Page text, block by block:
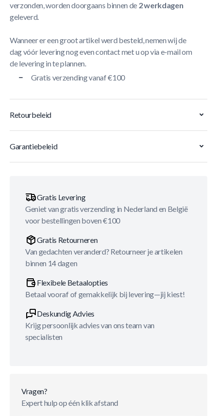
verzonden, worden doorgaans binnen de 2 werkdagen
geleverd.
Wanneer er een groot artikel werd besteld, nemen wij de
dag vóór levering nog even contact met u op via e-mail om
de levering in te plannen.
Gratis verzending vanaf €100
Retourbeleid
Garantiebeleid
Gratis Levering
Geniet van gratis verzending in Nederland en België
voor bestellingen boven €100
Gratis Retourneren
Van gedachten veranderd? Retourneer je artikelen
binnen 14 dagen
Flexibele Betaalopties
Betaal vooraf of gemakkelijk bij levering—jij kiest!
Deskundig Advies
Krijg persoonlijk advies van ons team van
specialisten
Vragen?
Expert hulp op één klik afstand